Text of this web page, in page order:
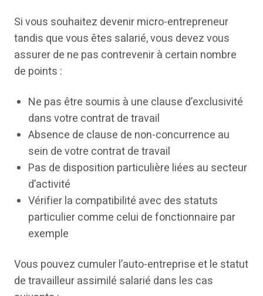
Si vous souhaitez devenir micro-entrepreneur
tandis que vous êtes salarié, vous devez vous
assurer de ne pas contrevenir à certain nombre
de points :
Ne pas être soumis à une clause d’exclusivité
dans votre contrat de travail
Absence de clause de non-concurrence au
sein de votre contrat de travail
Pas de disposition particulière liées au secteur
d’activité
Vérifier la compatibilité avec des statuts
particulier comme celui de fonctionnaire par
exemple
Vous pouvez cumuler l’auto-entreprise et le statut
de travailleur assimilé salarié dans les cas